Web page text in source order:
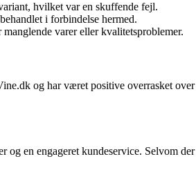
hvilket var en skuffende fejl.
i forbindelse hermed.
varer eller kvalitetsproblemer.
og har været positive overrasket
en engageret kundeservice. Selvom